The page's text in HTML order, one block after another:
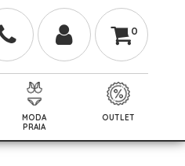
0
MODA
PRAIA
OUTLET